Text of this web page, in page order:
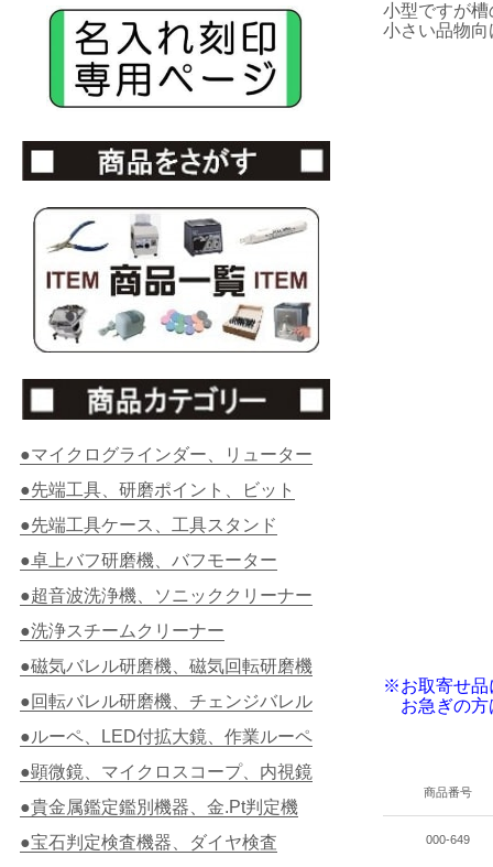
小型ですが
小さい品物向
※お取寄せ品
お急ぎの方
商品番号
000-649
●マイクログラインダー、リューター
●先端工具、研磨ポイント、ビット
●先端工具ケース、工具スタンド
●卓上バフ研磨機、バフモーター
●超音波洗浄機、ソニッククリーナー
●洗浄スチームクリーナー
●磁気バレル研磨機、磁気回転研磨機
●回転バレル研磨機、チェンジバレル
●ルーペ、LED付拡大鏡、作業ルーペ
●顕微鏡、マイクロスコープ、内視鏡
●貴金属鑑定鑑別機器、金.Pt判定機
●宝石判定検査機器、ダイヤ検査